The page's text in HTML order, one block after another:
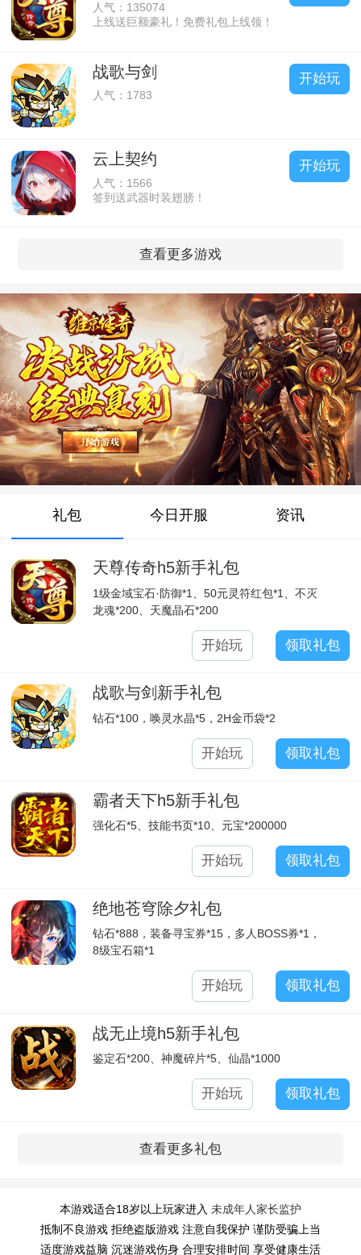
人气：135074
上线送巨额豪礼！免费礼包上线领！
战歌与剑
人气：1783
开始玩
云上契约
人气：1566
签到送武器时装翅膀！
开始玩
查看更多游戏
礼包 今日开服 资讯
天尊传奇h5新手礼包
1级金域宝石·防御*1、50元灵符红包*1、不灭
龙魂*200、天魔晶石*200
开始玩 领取礼包
战歌与剑新手礼包
钻石*100，唤灵水晶*5，2H金币袋*2
开始玩 领取礼包
霸者天下h5新手礼包
强化石*5、技能书页*10、元宝*200000
开始玩 领取礼包
绝地苍穹除夕礼包
钻石*888，装备寻宝券*15，多人BOSS券*1，
8级宝石箱*1
开始玩 领取礼包
战无止境h5新手礼包
鉴定石*200、神魔碎片*5、仙晶*1000
开始玩 领取礼包
查看更多礼包
本游戏适合18岁以上玩家进入 未成年人家长监护
抵制不良游戏 拒绝盗版游戏 注意自我保护 谨防受骗上当
适度游戏益脑 沉迷游戏伤身 合理安排时间 享受健康生活